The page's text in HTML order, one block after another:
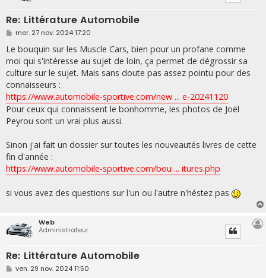
Re: Littérature Automobile
M
s
s
a
g
e
mer. 27 nov. 2024 17:20
Le bouquin sur les Muscle Cars, bien pour un profane comme
moi qui s'intéresse au sujet de loin, ça permet de dégrossir sa
culture sur le sujet. Mais sans doute pas assez pointu pour des
connaisseurs :
https://www.automobile-sportive.com/new ... e-20241120
Pour ceux qui connaissent le bonhomme, les photos de Joël
Peyrou sont un vrai plus aussi.
Sinon j'ai fait un dossier sur toutes les nouveautés livres de cette
fin d'année :
https://www.automobile-sportive.com/bou ... itures.php
si vous avez des questions sur l'un ou l'autre n'héstez pas
Web
Administrateur
Re: Littérature Automobile
M
ven. 29 nov. 2024 11:50